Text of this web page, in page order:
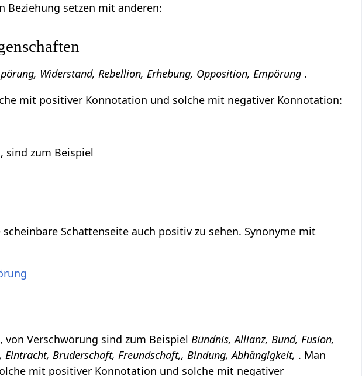
Beziehung setzen mit anderen:
Widerstand, Rebellion, Erhebung, Opposition, Empörung .
mit positiver Konnotation und solche mit negativer Konnotation:
sind zum Beispiel
Schattenseite auch positiv zu sehen. Synonyme mit
von Verschwörung sind zum BeispielBündnis, Allianz, Bund, Fusion,
Bruderschaft, Freundschaft,, Bindung, Abhängigkeit, . Man
mit positiver Konnotation und solche mit negativer